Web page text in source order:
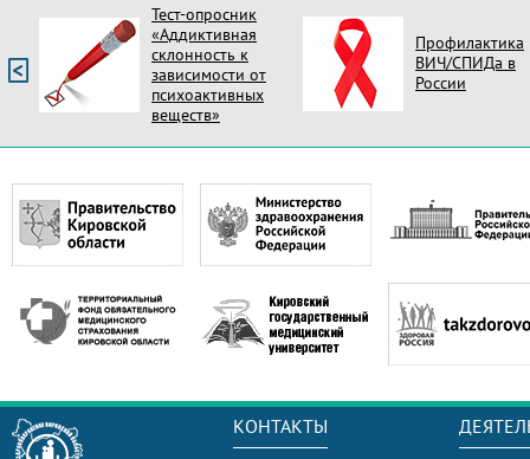
Тест-опросник
«Аддиктивная
склонность к
зависимости от
психоактивных
веществ»
Профилактика
ВИЧ/СПИДа в
России
КОНТАКТЫ